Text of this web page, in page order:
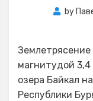
by
Землетрясение
магнитудой
озера Байкал
Республики